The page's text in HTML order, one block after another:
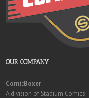
OUR COMPANY
ComicBoxer
A division of Stadium Comics